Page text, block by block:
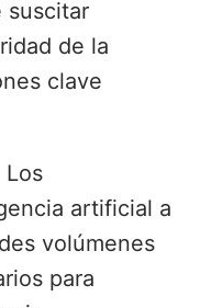
suscitar
de la
clave
Los
artificial a
volúmenes
para